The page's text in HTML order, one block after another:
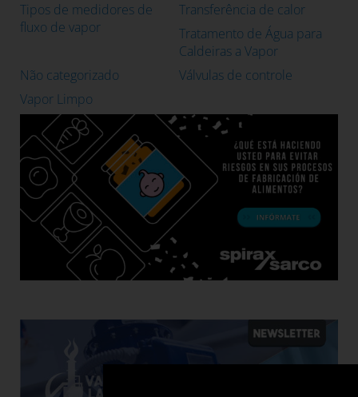
Tipos de medidores de
fluxo de vapor
Transferência de calor
Tratamento de Água para
Caldeiras a Vapor
Não categorizado
Válvulas de controle
Vapor Limpo